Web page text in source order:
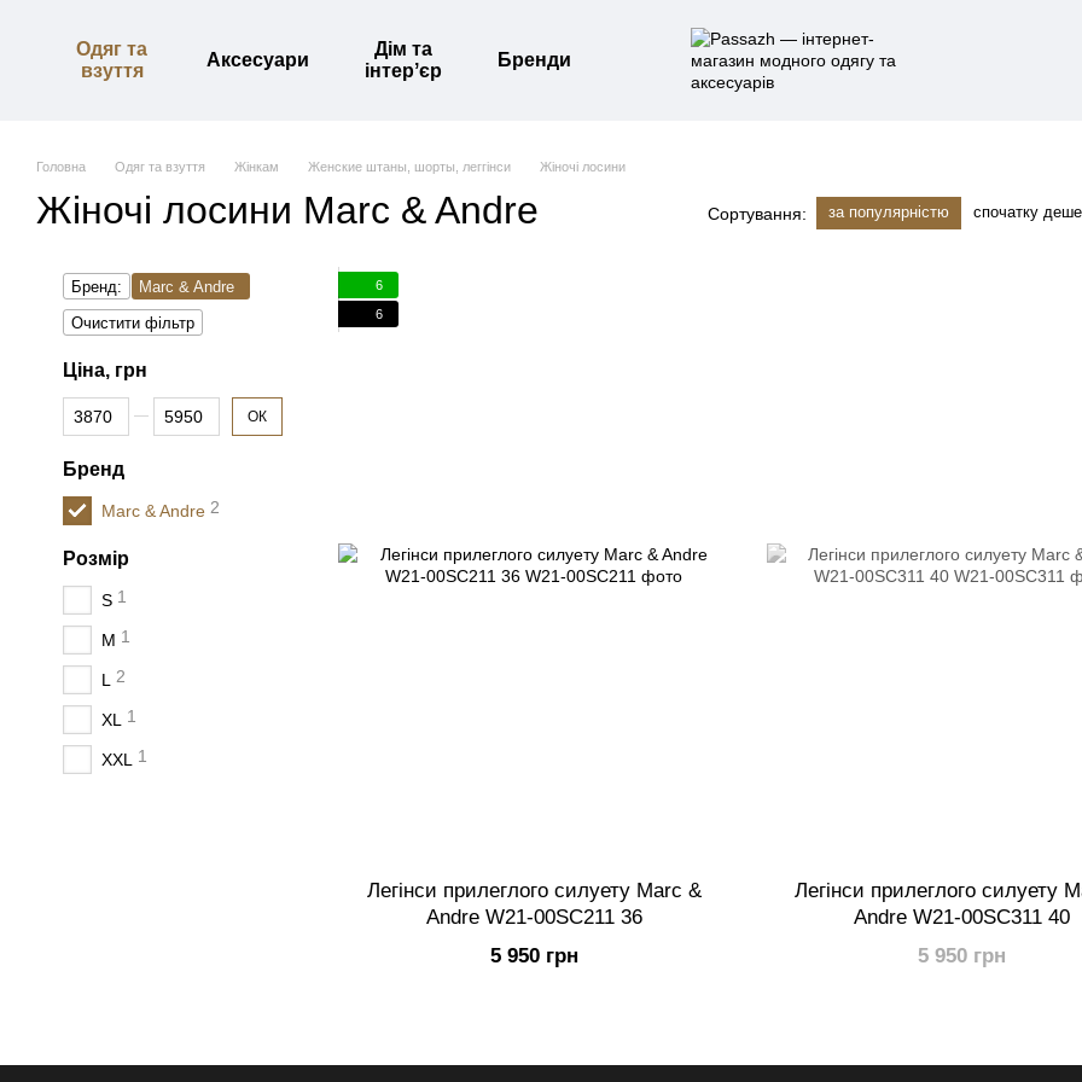
Одяг та
взуття
Аксесуари
Дім та
інтерʼєр
Бренди
Головна Одяг та взуття Жінкам Женские штаны, шорты, леггінси Жіночі лосини
Жіночі лосини Marc & Andre Сортування: за популярністю спочатку
6
6
Легінси прилеглого силуету Marc &
Andre W21-00SC211 36
5 950 грн
Легінси прилеглого силуету
Andre W21-00SC311 40
5 950 грн
Бренд:
Marc & Andre
Очистити фільтр
Ціна, грн
Від Ціна, грн
До Ціна, грн ОК
Бренд
Marc & Andre 2
Розмір
S 1
M 1
L 2
XL 1
XXL 1